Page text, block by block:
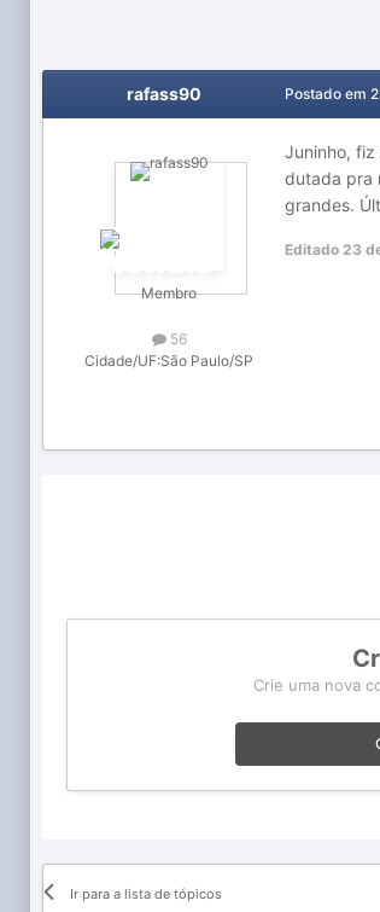
rafass90
Membro
56
Cidade/UF:São Paulo/SP
Postado em
Juninho, fiz
dutada pra
grandes.
Editado 23
Crie uma nova
Ir para a lista de tópicos